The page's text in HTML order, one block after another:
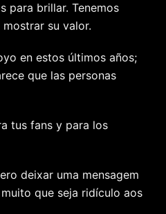
para brillar. Tenemos
su valor.
en estos últimos años;
que las personas
tus fans y para los
deixar uma mensagem
muito que seja ridículo aos